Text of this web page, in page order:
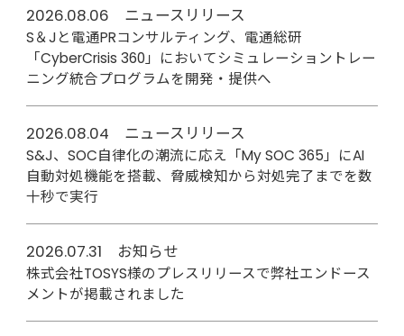
2026.08.06 ニュースリリース
S＆Jと電通PRコンサルティング、電通総研
「CyberCrisis 360」においてシミュレーショントレー
ニング統合プログラムを開発・提供へ
2026.08.04 ニュースリリース
S&J、SOC自律化の潮流に応え「My SOC 365」にAI
自動対処機能を搭載、脅威検知から対処完了までを数
十秒で実行
2026.07.31 お知らせ
株式会社TOSYS様のプレスリリースで弊社エンドース
メントが掲載されました